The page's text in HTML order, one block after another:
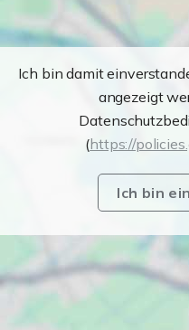
Ich bin damit
angezeigt
(https://
Ich bin